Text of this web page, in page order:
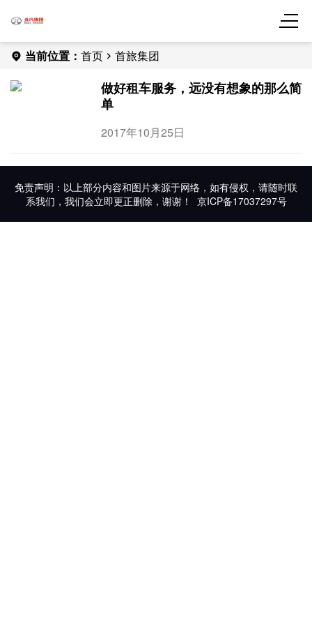
当前位置： 首页 首旅集团
做好租车服务，远没有想象的那么简
单
2017年10月25日
免责声明：以上部分内容和图片来源于网络，如有侵权，请随时联
系我们，我们会立即更正删除，谢谢！ 京ICP备17037297号